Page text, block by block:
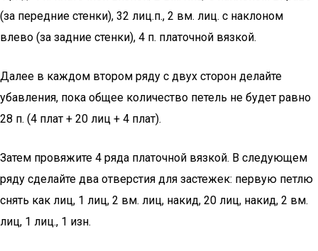
(за передние стенки), 32 лиц.п., 2 вм. лиц. с наклоном
влево (за задние стенки), 4 п. платочной вязкой.
Далее в каждом втором ряду с двух сторон делайте
убавления, пока общее количество петель не будет равно
28 п. (4 плат + 20 лиц + 4 плат).
Затем провяжите 4 ряда платочной вязкой. В следующем
ряду сделайте два отверстия для застежек: первую петлю
снять как лиц, 1 лиц, 2 вм. лиц, накид, 20 лиц, накид, 2 вм.
лиц, 1 лиц., 1 изн.